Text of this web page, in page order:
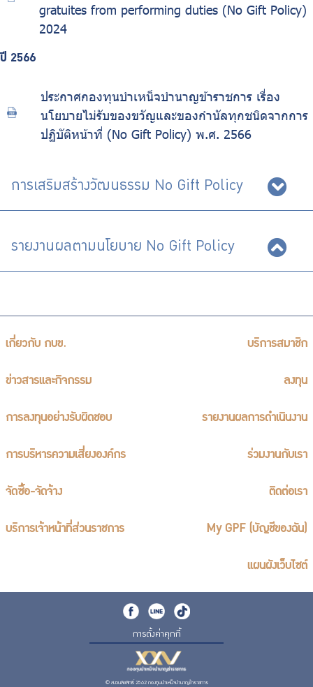
gratuites from performing duties (No Gift Policy)
2024
ปี 2566
ประกาศกองทุนบำเหน็จบำนาญข้าราชการ เรื่อง
นโยบายไม่รับของขวัญและของกำนัลทุกชนิดจากการ
ปฏิบัติหน้าที่ (No Gift Policy) พ.ศ. 2566
การเสริมสร้างวัฒนธรรม No Gift Policy
รายงานผลตามนโยบาย No Gift Policy
เกี่ยวกับ กบข. บริการสมาชิก
ข่าวสารและกิจกรรม ลงทุน
การลงทุนอย่างรับผิดชอบ รายงานผลการดำเนินงาน
การบริหารความเสี่ยงองค์กร ร่วมงานกับเรา
จัดซื้อ-จัดจ้าง ติดต่อเรา
บริการเจ้าหน้าที่ส่วนราชการ My GPF (บัญชีของฉัน)
แผนผังเว็บไซต์
การตั้งค่าคุกกี้
© สงวนลิขสิทธิ์ 2562 กองทุนบำเหน็จบำนาญข้าราชการ